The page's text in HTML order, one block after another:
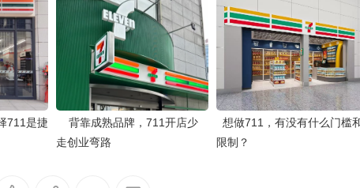
711是捷
背靠成熟品牌，711开店少
走创业弯路
想做711，有没有什么门槛
限制？